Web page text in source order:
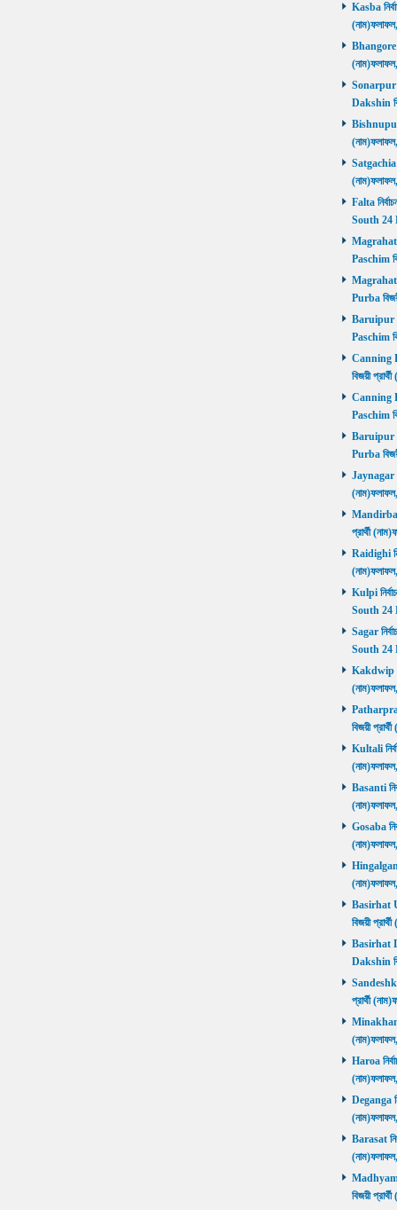
Kasba
Bhangore
Sonarpur
Dakshin
Bishnupur
Satgachia
Falta
South 24
Magrahat
Paschim
Magrahat
Purba
Baruipur
Paschim
Canning
বিজয়ী
Canning
Paschim
Baruipur
Purba
Jaynagar
প্রার্থী
Raidighi
Kulpi
South 24
Sagar
South 24
Kakdwip
বিজয়ী
Kultali
Basanti
Gosaba
Hingalganj
Basirhat
বিজয়ী
Basirhat
Dakshin
প্রার্থী
Minakhan
Haroa
Deganga
Barasat
বিজয়ী